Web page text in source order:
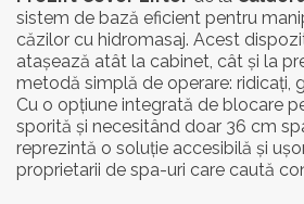
sistem de bază eficient pentru
căzilor cu hidromasaj. Acest
atașează atât la cabinet, cât și la
metodă simplă de operare: ridicați,
Cu o opțiune integrată de blocare
sporită și necesitând doar 36 cm
reprezintă o soluție accesibilă și
proprietarii de spa-uri care caută